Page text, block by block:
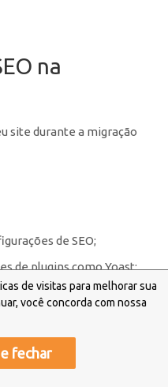
na
site durante a migração
de SEO;
de plugins como Yoast;
e rankings atuais.
de visitas para melhorar sua
você concorda com nossa
fechar